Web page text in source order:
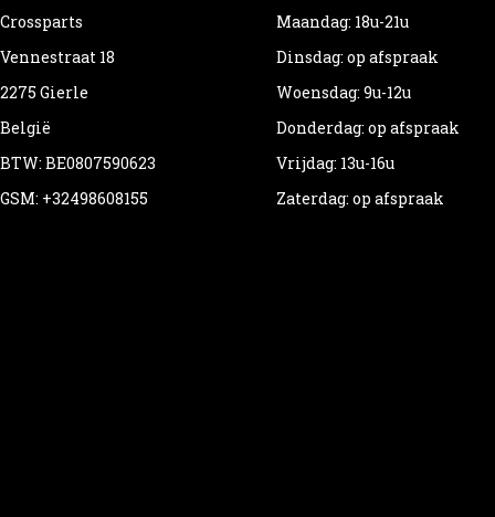
Crossparts
Vennestraat 18
2275 Gierle
België
BTW: BE0807590623
GSM: +32498608155
Maandag: 18u-21u
Dinsdag: op afspraak
Woensdag: 9u-12u
Donderdag: op afspraak
Vrijdag: 13u-16u
Zaterdag: op afspraak